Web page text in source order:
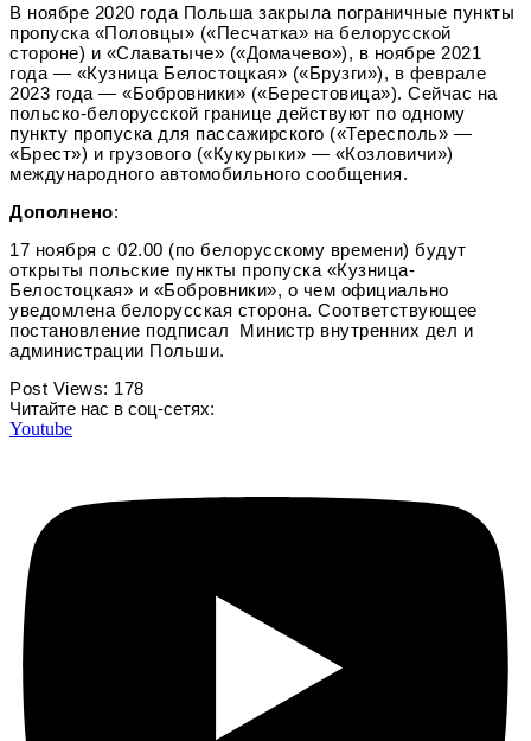
В ноябре 2020 года Польша закрыла пограничные пункты
пропуска «Половцы» («Песчатка» на белорусской
стороне) и «Славатыче» («Домачево»), в ноябре 2021
года — «Кузница Белостоцкая» («Брузги»), в феврале
2023 года — «Бобровники» («Берестовица»). Сейчас на
польско-белорусской границе действуют по одному
пункту пропуска для пассажирского («Тересполь» —
«Брест») и грузового («Кукурыки» — «Козловичи»)
международного автомобильного сообщения.
Дополнено:
17 ноября с 02.00 (по белорусскому времени) будут
открыты польские пункты пропуска «Кузница-
Белостоцкая» и «Бобровники», о чем официально
уведомлена белорусская сторона. Соответствующее
постановление подписал Министр внутренних дел и
администрации Польши.
Post Views: 178
Читайте нас в соц-сетях:
Youtube